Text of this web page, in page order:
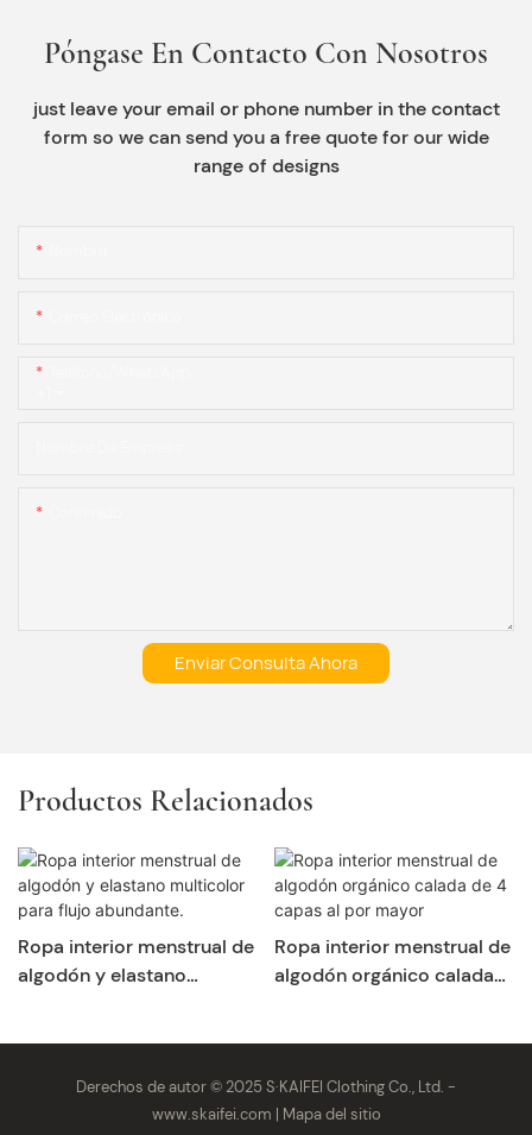
Póngase En Contacto Con Nosotros
just leave your email or phone number in the contact
form so we can send you a free quote for our wide
range of designs
Enviar Consulta Ahora
Productos Relacionados
Ropa interior menstrual de
algodón y elastano
Ropa interior menstrual de
algodón orgánico calada
Derechos de autor © 2025 S·KAIFEI Clothing Co., Ltd. -
www.skaifei.com | Mapa del sitio